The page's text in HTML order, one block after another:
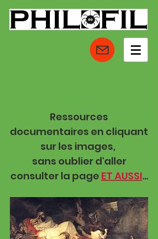
Ressources
documentaires en cliquant
sur les images,
sans oublier d'aller
consulter la page ET AUSSI...